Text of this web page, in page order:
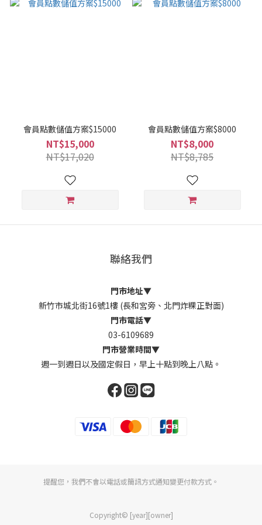
會員點數儲值方案$15000
NT$15,000
NT$17,020
會員點數儲值方案$8000
NT$8,000
NT$8,785
聯絡我們
門市地址▼
新竹市城北街16號1樓 (長和宮旁、北門炸粿正對面)
門市電話▼
03-6109689
門市營業時間▼
週一到週日以及國定假日，早上十點到晚上八點。
提醒您，我們不會以電話或簡訊方式通知變更付款方式。
Copyright© [year][owner]